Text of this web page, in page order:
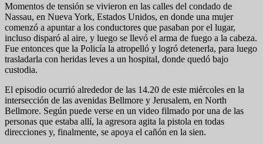
Momentos de tensión se vivieron en las calles del condado de
Nassau, en Nueva York, Estados Unidos, en donde una mujer
comenzó a apuntar a los conductores que pasaban por el lugar,
incluso disparó al aire, y luego se llevó el arma de fuego a la cabeza.
Fue entonces que la Policía la atropelló y logró detenerla, para luego
trasladarla con heridas leves a un hospital, donde quedó bajo
custodia.
El episodio ocurrió alrededor de las 14.20 de este miércoles en la
intersección de las avenidas Bellmore y Jerusalem, en North
Bellmore. Según puede verse en un video filmado por una de las
personas que estaba allí, la agresora agita la pistola en todas
direcciones y, finalmente, se apoya el cañón en la sien.